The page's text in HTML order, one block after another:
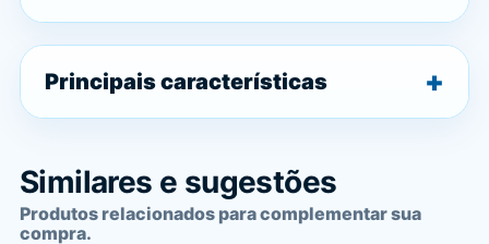
Principais características
Similares e sugestões
Produtos relacionados para complementar sua
compra.